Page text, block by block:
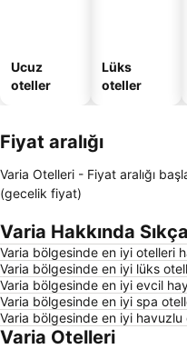
Ucuz
oteller
Lüks
oteller
Fiyat aralığı
Varia Otelleri - Fiyat aralığı
(gecelik fiyat)
Varia Hakkında
Varia bölgesinde en iyi otelleri
Varia bölgesinde en iyi lüks
Varia bölgesinde en iyi evcil
Varia bölgesinde en iyi spa
Varia bölgesinde en iyi havuzlu
Varia Otelleri